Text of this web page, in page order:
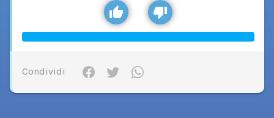
Condividi